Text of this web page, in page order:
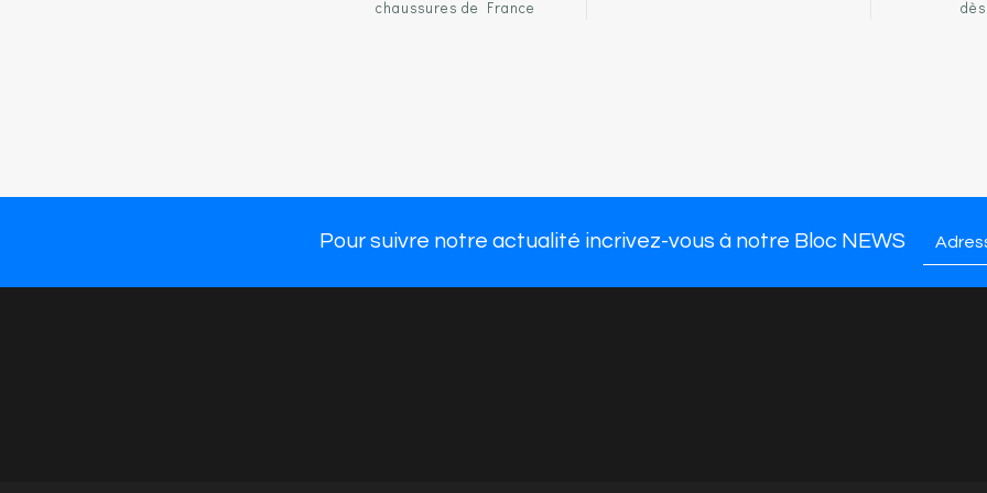
chaussures de France
Pour suivre notre actualité incrivez-vous à notre Bloc NEWS
confort parmi 55